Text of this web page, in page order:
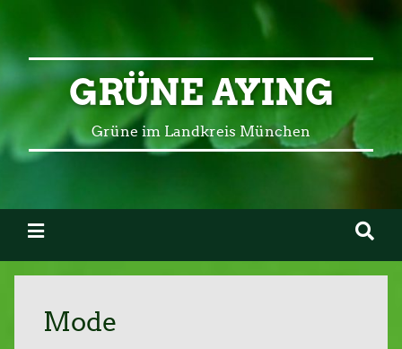
GRÜNE AYING
Grüne im Landkreis München
Mode